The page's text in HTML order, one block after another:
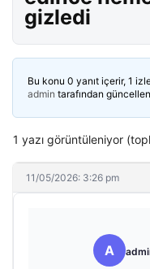
gizledi
Bu konu 0 yanıt içerir, 1
admin tarafından
1 yazı görüntüleniyor
11/05/2026: 3:26 pm
A